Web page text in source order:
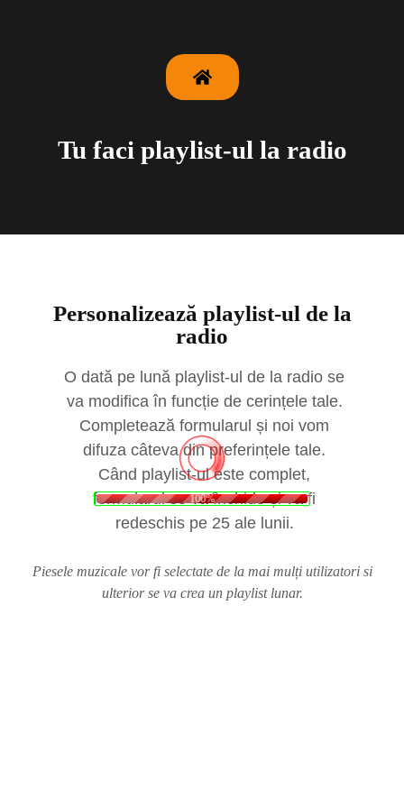
100%
Tu faci playlist-ul la radio
Personalizează playlist-ul de la
radio
O dată pe lună playlist-ul de la radio se
va modifica în funcție de cerințele tale.
Completează formularul și noi vom
difuza câteva din preferințele tale.
Când playlist-ul este complet,
formularul se va închide și va fi
redeschis pe 25 ale lunii.
Piesele muzicale vor fi selectate de la mai mulți utilizatori si
ulterior se va crea un playlist lunar.